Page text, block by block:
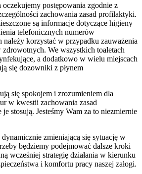
postępowania zgodnie z
zachowania zasad profilaktyki.
są informacje dotyczące higieny
telefonicznych numerów
korzystać w przypadku zauważenia
We wszystkich toaletach
a dodatkowo w wielu miejscach
się dozowniki z płynem
się spokojem i zrozumieniem dla
w kwestii zachowania zasad
stosują. Jesteśmy Wam za to niezmiernie
zmieniającą się sytuację w
będziemy podejmować dalsze kroki
wcześniej strategię działania w kierunku
i komfortu pracy naszej załogi.